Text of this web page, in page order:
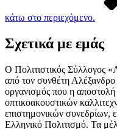
κάτω στο περιεχόμενο.
Σχετικά με εμάς
Ο Πολιτιστικός Σύλλογος
από τον συνθέτη
οργανισμός που η αποστολή
οπτικοακουστικών
επιστημονικών συνεδρίων,
Ελληνικό Πολιτισμό. Τα